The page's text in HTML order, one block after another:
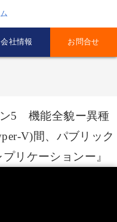
会社情報 お問合せ
ン5 機能全貌ー異種
V)間、パブリック
リケーションー』